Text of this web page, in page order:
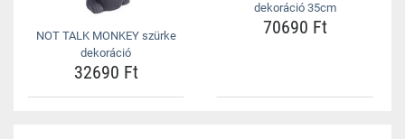
NOT TALK MONKEY szürke
dekoráció
32690 Ft
dekoráció 35cm
70690 Ft